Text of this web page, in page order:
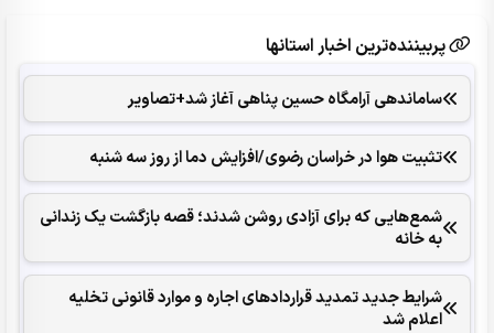
پربیننده‌ترین اخبار استانها
ساماندهی آرامگاه حسین پناهی آغاز شد+تصاویر
تثبیت هوا در خراسان رضوی/افزایش دما از روز سه شنبه
شمع‌هایی که ‌برای آزادی روشن شدند؛ قصه بازگشت یک زندانی
به خانه
شرایط جدید تمدید قراردادهای اجاره و موارد قانونی تخلیه
اعلام شد